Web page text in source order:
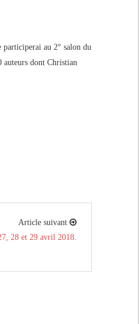
au 2° salon du
dont Christian
Article suivant
28 et 29 avril 2018.